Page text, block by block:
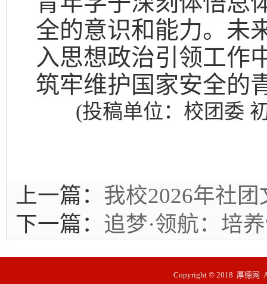
全的意识和能力。未
入思想政治引领工作
筑牢维护国家安全的
(投稿单位：校团委
上一篇： 我校2026年社
下一篇： 追梦·领航：培
Copyright © 2018 厚德网